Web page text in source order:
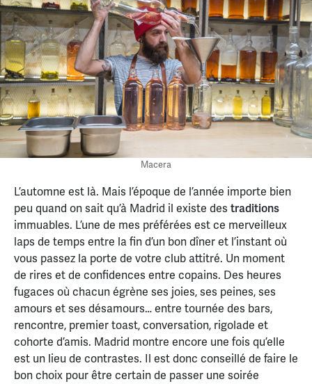
Macera
L’automne est là. Mais l’époque de l’année importe bien
peu quand on sait qu’à Madrid il existe des traditions
immuables. L’une de mes préférées est ce merveilleux
laps de temps entre la fin d’un bon dîner et l’instant où
vous passez la porte de votre club attitré. Un moment
de rires et de confidences entre copains. Des heures
fugaces où chacun égrène ses joies, ses peines, ses
amours et ses désamours… entre tournée des bars,
rencontre, premier toast, conversation, rigolade et
cohorte d’amis. Madrid montre encore une fois qu’elle
est un lieu de contrastes. Il est donc conseillé de faire le
bon choix pour être certain de passer une soirée